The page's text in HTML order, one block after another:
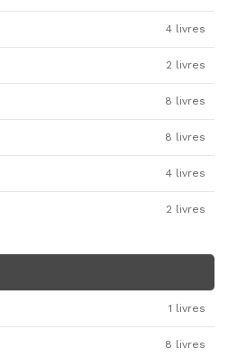
4 livres
2 livres
8 livres
8 livres
4 livres
2 livres
1 livres
8 livres